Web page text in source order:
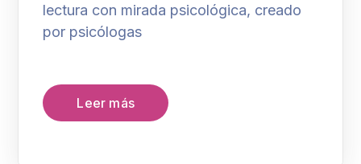
lectura con mirada psicológica, creado
por psicólogas
Leer más